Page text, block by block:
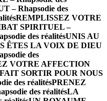
– Rhapsodie des
REMPLISSEZ VOTRE
SPIRITUEL –
des réalitésUNIS AU
ÊTES LA VOIX DE DIEU
des
VOTRE AFFECTION
SORTIR POUR NOUS
des réalitésPRENEZ
des réalitésLA